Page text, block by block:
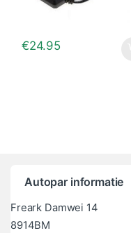
€24.95
Autopar informatie
Freark Damwei 14
8914BM